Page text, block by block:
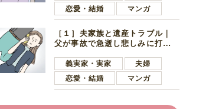
恋愛・結婚
マンガ
［１］夫家族と遺産トラブル｜
父が事故で急逝し悲しみに打ち
ます夫
義実家・実家
夫婦
恋愛・結婚
マンガ